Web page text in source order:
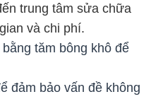
trung tâm sửa chữa
và chi phí.
tăm bông khô để
đảm bảo vấn đề không